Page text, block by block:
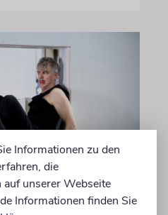
Ich
Informationen zu den
die
auf unserer Webseite
Informationen finden Sie